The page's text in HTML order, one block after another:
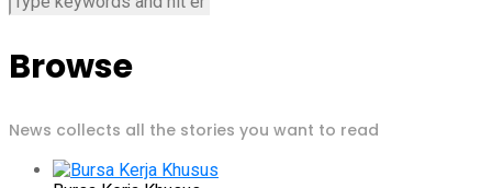
Browse
News collects all the stories you want to read